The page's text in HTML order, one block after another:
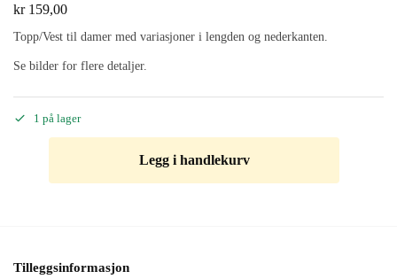
kr159,00
Topp/Vest til damer med variasjoner i lengden og nederkanten.
Se bilder for flere detaljer.
1 på lager
Legg i handlekurv
Tilleggsinformasjon